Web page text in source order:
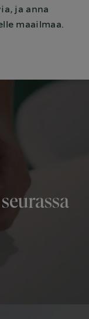
ja anna
maailmaa.